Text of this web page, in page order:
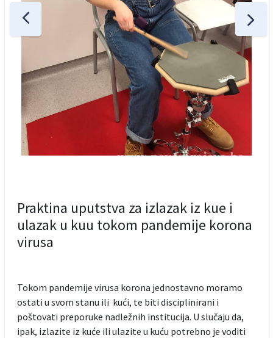
Praktina uputstva za izlazak iz kue i
ulazak u kuu tokom pandemije korona
virusa
Tokom pandemije virusa korona jednostavno moramo
ostati u svom stanu ili kući, te biti disciplinirani i
poštovati preporuke nadležnih institucija. U slučaju da,
ipak, izlazite iz kuće ili ulazite u kuću potrebno je voditi